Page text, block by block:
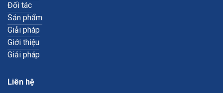
Đối tác
Sản phẩm
Giải pháp
Giới thiệu
Giải pháp
Liên hệ